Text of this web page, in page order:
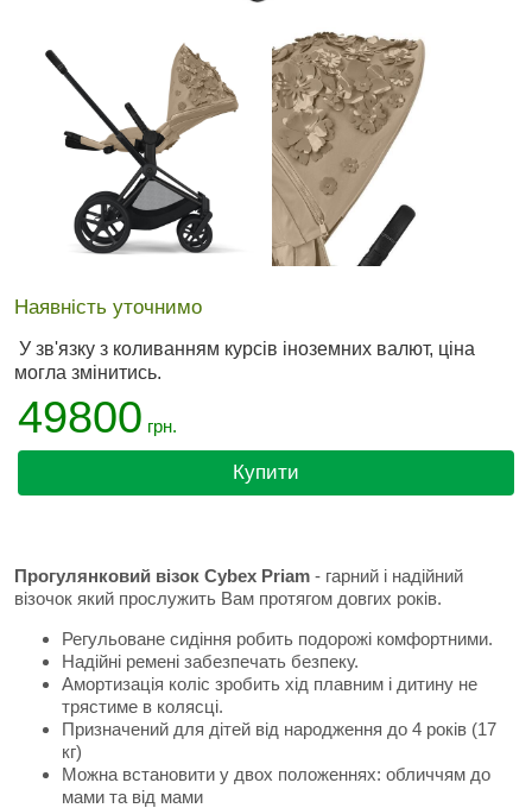
Наявність уточнимо
У зв'язку з коливанням курсів іноземних валют, ціна
могла змінитись.
49800 грн.
Купити
Прогулянковий візок Cybex Priam - гарний і надійний
візочок який прослужить Вам протягом довгих років.
Регульоване сидіння робить подорожі комфортними.
Надійні ремені забезпечать безпеку.
Амортизація коліс зробить хід плавним і дитину не
трястиме в колясці.
Призначений для дітей від народження до 4 років (17
кг)
Можна встановити у двох положеннях: обличчям до
мами та від мами